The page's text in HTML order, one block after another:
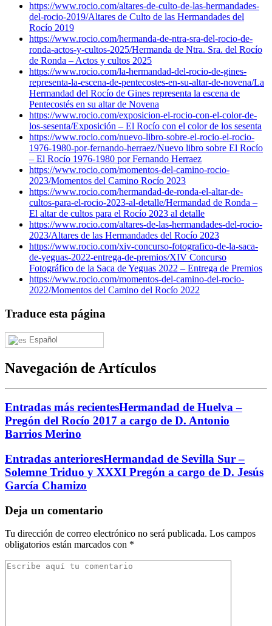
https://www.rocio.com/altares-de-culto-de-las-hermandades-
del-rocio-2019/Altares de Culto de las Hermandades del
Rocío 2019
https://www.rocio.com/hermanda-de-ntra-sra-del-rocio-de-
ronda-actos-y-cultos-2025/Hermanda de Ntra. Sra. del Rocío
de Ronda – Actos y cultos 2025
https://www.rocio.com/la-hermandad-del-rocio-de-gines-
representa-la-escena-de-pentecostes-en-su-altar-de-novena/La
Hermandad del Rocío de Gines representa la escena de
Pentecostés en su altar de Novena
https://www.rocio.com/exposicion-el-rocio-con-el-color-de-
los-sesenta/Exposición – El Rocío con el color de los sesenta
https://www.rocio.com/nuevo-libro-sobre-el-rocio-el-rocio-
1976-1980-por-fernando-herraez/Nuevo libro sobre El Rocío
– El Rocío 1976-1980 por Fernando Herraez
https://www.rocio.com/momentos-del-camino-rocio-
2023/Momentos del Camino Rocío 2023
https://www.rocio.com/hermandad-de-ronda-el-altar-de-
cultos-para-el-rocio-2023-al-detalle/Hermandad de Ronda –
El altar de cultos para el Rocío 2023 al detalle
https://www.rocio.com/altares-de-las-hermandades-del-rocio-
2023/Altares de las Hermandades del Rocío 2023
https://www.rocio.com/xiv-concurso-fotografico-de-la-saca-
de-yeguas-2022-entrega-de-premios/XIV Concurso
Fotográfico de la Saca de Yeguas 2022 – Entrega de Premios
https://www.rocio.com/momentos-del-camino-del-rocio-
2022/Momentos del Camino del Rocío 2022
Traduce esta página
Español
Navegación de Artículos
Entradas más recientesHermandad de Huelva –
Pregón del Rocío 2017 a cargo de D. Antonio
Barrios Merino
Entradas anterioresHermandad de Sevilla Sur –
Solemne Triduo y XXXI Pregón a cargo de D. Jesús
García Chamizo
Deja un comentario
Tu dirección de correo electrónico no será publicada. Los campos
obligatorios están marcados con *